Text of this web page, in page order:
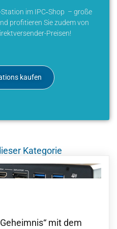
im IPC‑Shop – große
profitieren Sie zudem von
Preisen!
kaufen
Kategorie
mit dem